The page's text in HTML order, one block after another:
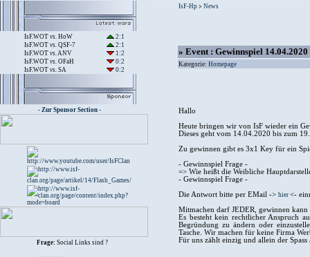
IsF.WOT vs. HoW
2:1
IsF.WOT vs. QSF-7
2:1
IsF.WOT vs.ANV
1:2
IsF.WOT vs. OFaH
0:2
IsF.WOT vs. SA 0:2
- Zur Sponsor Section -
Frage: Social Links sind ?
IsF-Hp > News
» Event : Gewinnspiel 14.04.2020
Kategorie: Homepage
Hallo
Heute bringen wir von IsF wieder ein
Dieses geht vom 14.04.2020 bis zum
Zu gewinnen gibt es 3x1 Key für ein
- Gewinnspiel Frage -
=> Wie heißt die Weibliche
- Gewinnspiel Frage -
Die Antwort bitte per EMail -> hier <-
Mitmachen darf JEDER, gewinnen
Es besteht kein rechtlicher Anspruch
Begründung zu ändern oder
Tasche. Wir machen für keine Firma
Für uns zählt einzig und allein der Spass